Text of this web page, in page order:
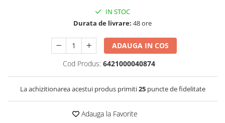
IN STOC
Durata de livrare: 48 ore
ADAUGA IN COS
Cod Produs: 6421000040874
La achizitionarea acestui produs primiti25puncte de fidelitate
Adauga la Favorite